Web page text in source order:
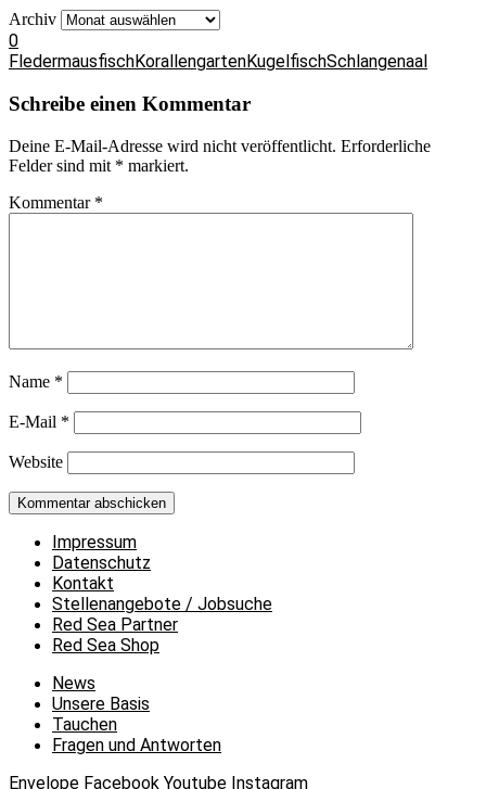
Archiv
0
FledermausfischKorallengartenKugelfischSchlangenaal
Schreibe einen Kommentar
Deine E-Mail-Adresse wird nicht veröffentlicht. Erforderliche
Felder sind mit * markiert.
Kommentar *
Name *
E-Mail *
Website
Impressum
Datenschutz
Kontakt
Stellenangebote / Jobsuche
Red Sea Partner
Red Sea Shop
News
Unsere Basis
Tauchen
Fragen und Antworten
Envelope Facebook Youtube Instagram